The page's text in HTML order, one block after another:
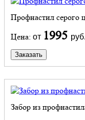
Профнастил серого
Цена: от 1995 руб.
Заказать
Забор из